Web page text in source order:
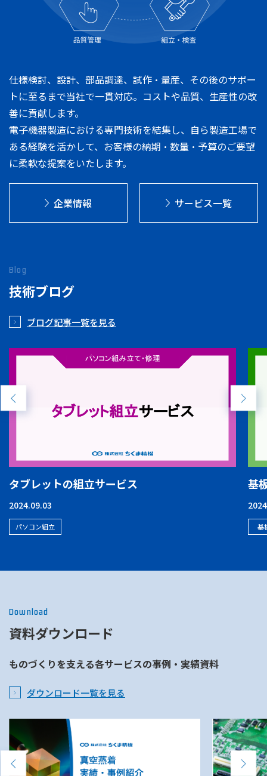
仕様検討、設計、部品調達、試作・量産、その後のサポー
トに至るまで当社で一貫対応。コストや品質、生産性の改
善に貢献します。
電子機器製造における専門技術を結集し、自ら製造工場で
ある経験を活かして、お客様の納期・数量・予算のご要望
に柔軟な提案をいたします。
企業情報 サービス一覧
Blog
技術ブログ
ブログ記事一覧を見る
タブレットの組立サービス
2024.09.03
パソコン組立
基
基
Download
資料ダウンロード
ものづくりを支える各サービスの事例・実績資料
ダウンロード一覧を見る